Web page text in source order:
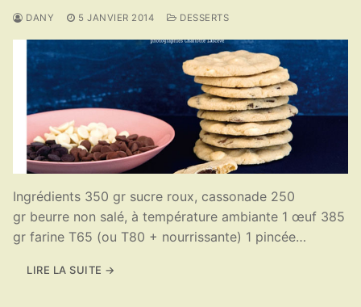
DANY 5 JANVIER 2014 DESSERTS
Ingrédients 350 gr sucre roux, cassonade 250
gr beurre non salé, à température ambiante 1 œuf 385
gr farine T65 (ou T80 + nourrissante) 1 pincée…
LIRE LA SUITE →